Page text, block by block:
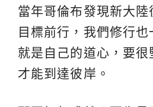
當年哥倫布發現新大陸
目標前行，我們修行
就是自己的道心，要很
才能到達彼岸。